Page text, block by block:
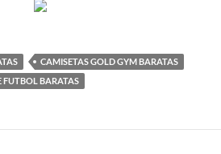
CAMISETAS GOLD GYM BARATAS
FUTBOL BARATAS